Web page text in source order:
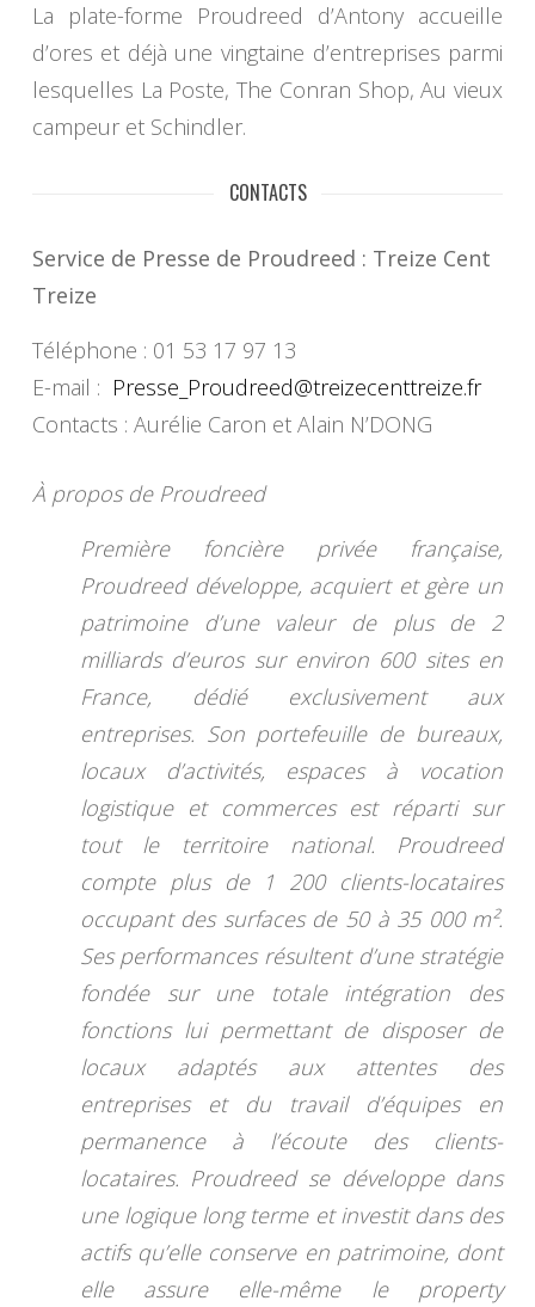
La plate-forme Proudreed d’Antony accueille
d’ores et déjà une vingtaine d’entreprises parmi
lesquelles La Poste, The Conran Shop, Au vieux
campeur et Schindler.
CONTACTS
Service de Presse de Proudreed : Treize Cent
Treize
Téléphone : 01 53 17 97 13
E-mail : Presse_Proudreed@treizecenttreize.fr
Contacts : Aurélie Caron et Alain N’DONG
À propos de Proudreed
Première foncière privée française,
Proudreed développe, acquiert et gère un
patrimoine d’une valeur de plus de 2
milliards d’euros sur environ 600 sites en
France, dédié exclusivement aux
entreprises. Son portefeuille de bureaux,
locaux d’activités, espaces à vocation
logistique et commerces est réparti sur
tout le territoire national. Proudreed
compte plus de 1 200 clients-locataires
occupant des surfaces de 50 à 35 000 m².
Ses performances résultent d’une stratégie
fondée sur une totale intégration des
fonctions lui permettant de disposer de
locaux adaptés aux attentes des
entreprises et du travail d’équipes en
permanence à l’écoute des clients-
locataires. Proudreed se développe dans
une logique long terme et investit dans des
actifs qu’elle conserve en patrimoine, dont
elle assure elle-même le property